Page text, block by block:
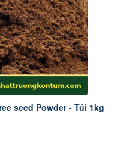
seed Powder - Túi 1kg